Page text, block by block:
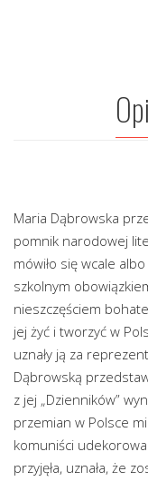
Maria Dąbrowska
pomnik narodowej
mówiło się wcale
szkolnym
nieszczęściem
jej żyć i tworzyć w
uznały ją za
Dąbrowską
z jej „Dzienników”
przemian w Polsce
komuniści
przyjęła, uznała, że